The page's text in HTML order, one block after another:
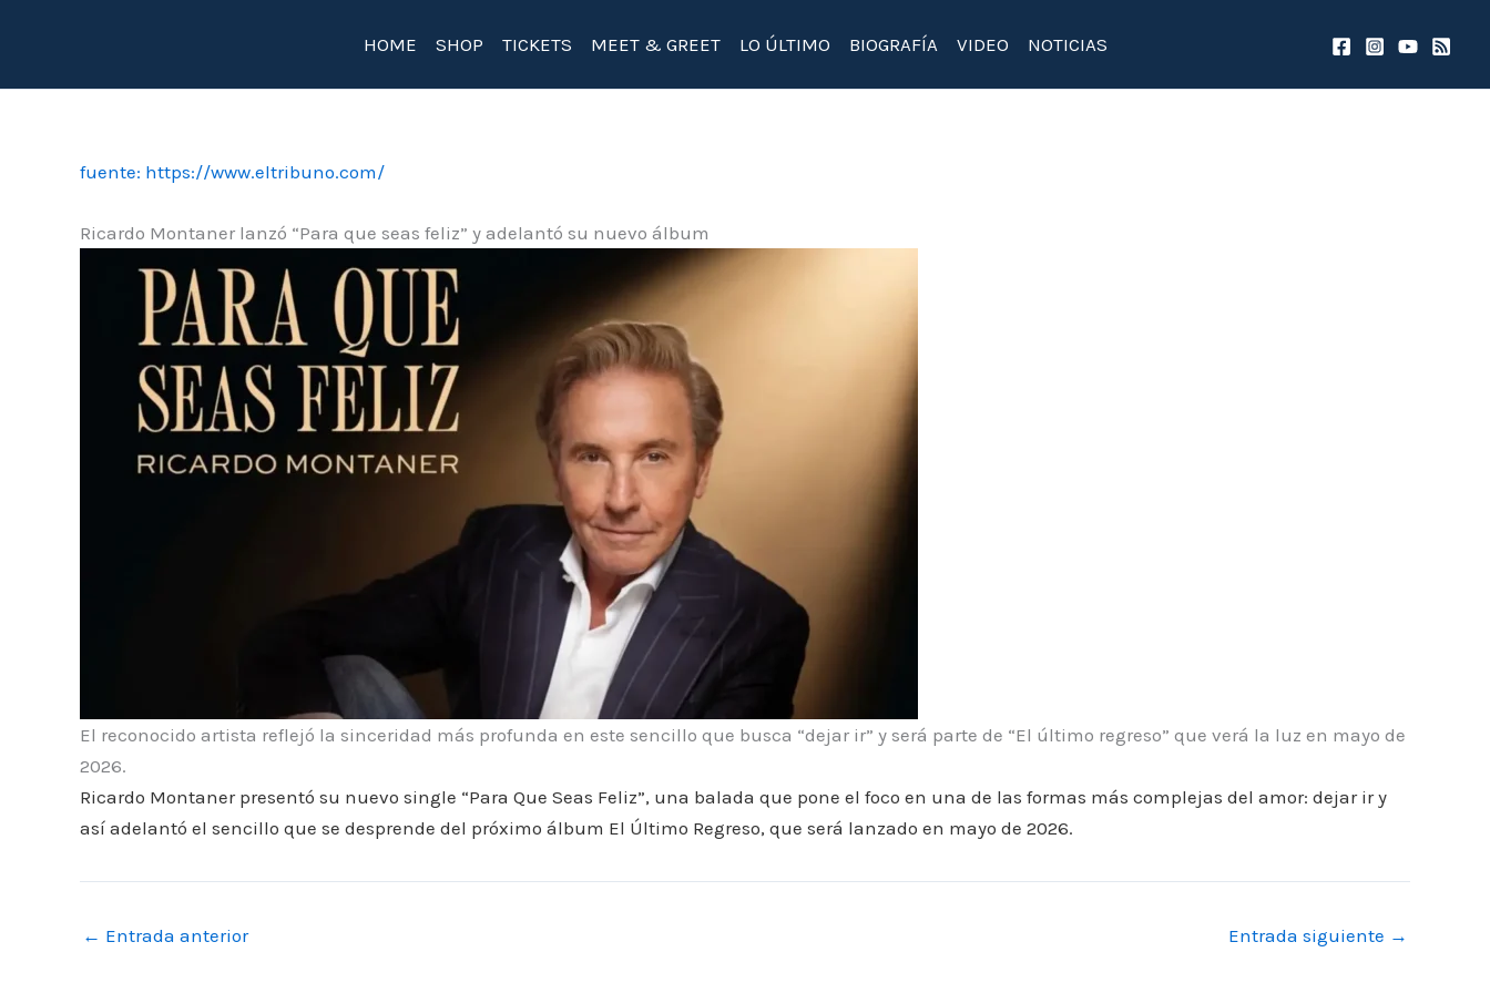
HOME SHOP TICKETS MEET & GREET LO ÚLTIMO BIOGRAFÍA VIDEO NOTICIAS
fuente: https://www.eltribuno.com/
Ricardo Montaner lanzó “Para que seas feliz” y adelantó su nuevo álbum
El reconocido artista reflejó la sinceridad más profunda en este sencillo que busca “dejar ir” y será parte de “El último regreso” que verá la luz en mayo de
2026.
Ricardo Montaner presentó su nuevo single “Para Que Seas Feliz”, una balada que pone el foco en una de las formas más complejas del amor: dejar ir y
así adelantó el sencillo que se desprende del próximo álbum El Último Regreso, que será lanzado en mayo de 2026.
← Entrada anterior Entrada siguiente →